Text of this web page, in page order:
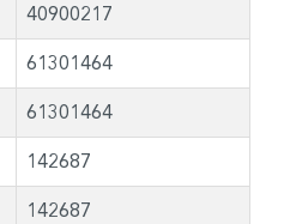
40900217
61301464
61301464
142687
142687